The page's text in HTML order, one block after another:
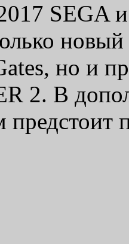
SEGA
но и
2. В
предстоит